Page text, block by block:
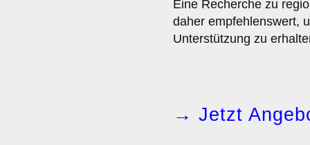
Eine Recherche zu
daher empfehlenswert,
Unterstützung zu
→ Jetzt